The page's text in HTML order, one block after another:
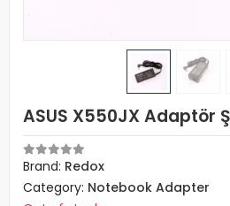
ASUS X550JX Adaptör
Brand: Redox
Category: Notebook Adapter